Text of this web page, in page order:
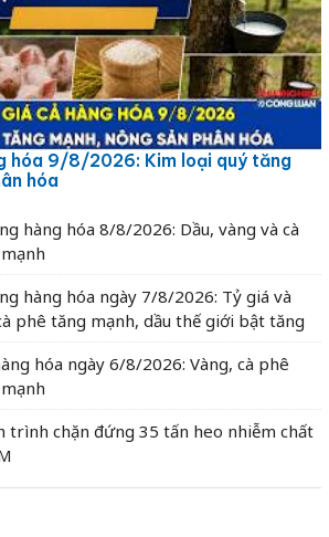
hóa 9/8/2026: Kim loại quý tăng
hóa
hàng hóa 8/8/2026: Dầu, vàng và cà
hàng hóa ngày 7/8/2026: Tỷ giá và
phê tăng mạnh, dầu thế giới bật tăng
hóa ngày 6/8/2026: Vàng, cà phê
trình chặn đứng 35 tấn heo nhiễm chất